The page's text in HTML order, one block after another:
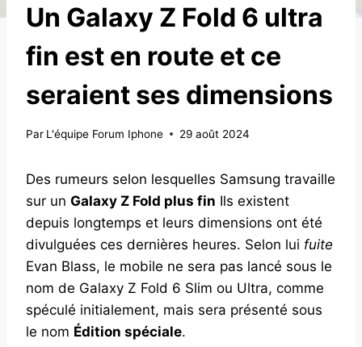
Un Galaxy Z Fold 6 ultra
fin est en route et ce
seraient ses dimensions
Par L'équipe Forum Iphone 29 août 2024
Des rumeurs selon lesquelles Samsung travaille
sur un Galaxy Z Fold plus fin Ils existent
depuis longtemps et leurs dimensions ont été
divulguées ces dernières heures. Selon lui fuite
Evan Blass, le mobile ne sera pas lancé sous le
nom de Galaxy Z Fold 6 Slim ou Ultra, comme
spéculé initialement, mais sera présenté sous
le nom Édition spéciale.